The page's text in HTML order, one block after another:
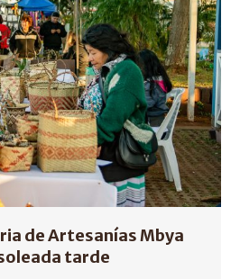
de Artesanías Mbya
tarde